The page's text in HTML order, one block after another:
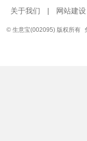
关于我们 | 网站建设
© 生意宝(002095) 版权所有